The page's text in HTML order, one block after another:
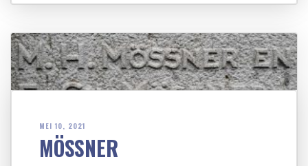
MEI 10, 2021
MÖSSNER